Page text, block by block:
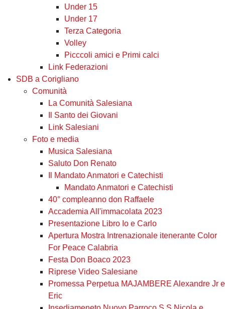
Under 15
Under 17
Terza Categoria
Volley
Picccoli amici e Primi calci
Link Federazioni
SDB a Corigliano
Comunità
La Comunità Salesiana
Il Santo dei Giovani
Link Salesiani
Foto e media
Musica Salesiana
Saluto Don Renato
Il Mandato Anmatori e Catechisti
Mandato Anmatori e Catechisti
40° compleanno don Raffaele
Accademia All'immacolata 2023
Presentazione Libro Io e Carlo
Apertura Mostra Intrenazionale itenerante Color
For Peace Calabria
Festa Don Boaco 2023
Riprese Video Salesiane
Promessa Perpetua MAJAMBERE Alexandre Jr e
Eric